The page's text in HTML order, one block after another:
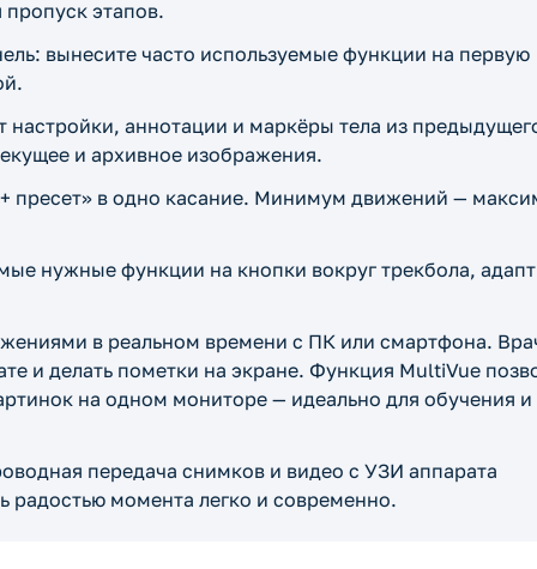
этапов.
вынесите часто используемые функции на первую
настройки, аннотации и маркёры тела из
и архивное изображения.
пресет» в одно касание. Минимум движений —
нужные функции на кнопки вокруг трекбола,
в реальном времени с ПК или смартфона.
и делать пометки на экране. Функция MultiVue
на одном мониторе — идеально для обучения и
передача снимков и видео с УЗИ аппарата
радостью момента легко и современно.